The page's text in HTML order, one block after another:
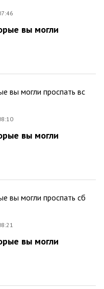
вы могли
вы могли
вы могли